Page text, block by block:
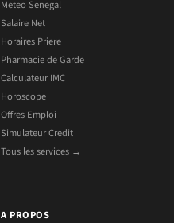
Meteo Senegal
Salaire Net
Horaires Priere
Pharmacie de Garde
Calculateur IMC
Horoscope
Offres Emploi
Simulateur Credit
Tous les services →
A PROPOS